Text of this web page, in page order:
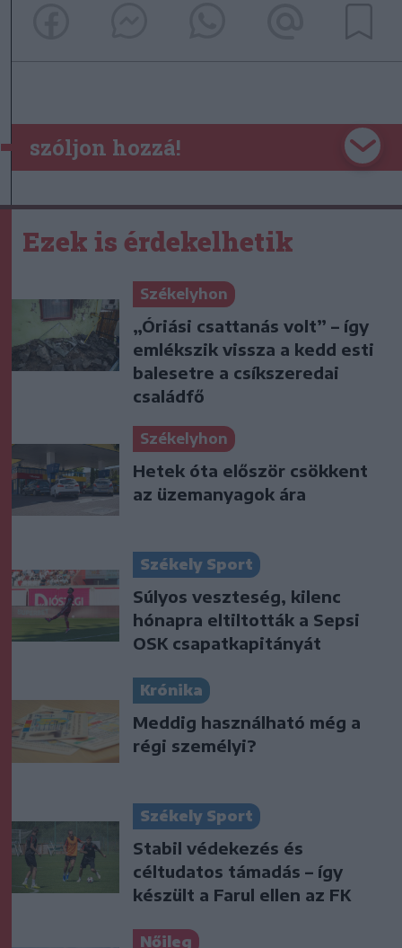
szóljon hozzá!
Ezek is érdekelhetik
Székelyhon
„Óriási csattanás volt” – így
emlékszik vissza a kedd esti
balesetre a csíkszeredai
családfő
Székelyhon
Hetek óta először csökkent
az üzemanyagok ára
Székely Sport
Súlyos veszteség, kilenc
hónapra eltiltották a Sepsi
OSK csapatkapitányát
Krónika
Meddig használható még a
régi személyi?
Székely Sport
Stabil védekezés és
céltudatos támadás – így
készült a Farul ellen az FK
Nőileg